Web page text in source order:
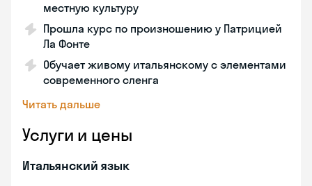
местную культуру
Прошла курс по произношению у Патрицией
Ла Фонте
Обучает живому итальянскому с элементами
современного сленга
Читать дальше
Услуги и цены
Итальянский язык